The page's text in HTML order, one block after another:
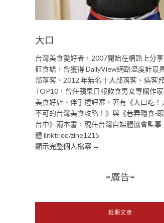
大口
台灣美食愛好者，2007開始在網路上分
飪食譜，曾獲得 DailyView網路溫度計最
部落客、2012 年無名十大部落客、痞客
TOP10，曾任蘋果日報飲食男女專欄作
美食好店、伴手禮評審，著有《大口吃！
不可的台灣美食攻略！》與《巷弄隱食-
台中》兩本書，現任台灣自媒體協會監事
體 linktr.ee/zine1215
顯示完整個人檔案 →
=廣告=
近期文章